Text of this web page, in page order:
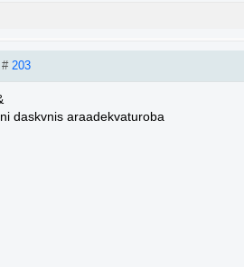
# 203
daskvnis araadekvaturoba